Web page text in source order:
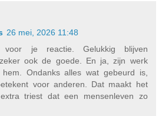
26 mei, 2026 11:48
je reactie. Gelukkig blijven
ook de goede. En ja, zijn werk
Ondanks alles wat gebeurd is,
voor anderen. Dat maakt het
triest dat een mensenleven zo